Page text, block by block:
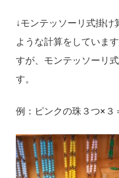
↓モンテッソーリ式掛け
ような計算をしていま
すが、モンテッソーリ
す。
例：ピンクの珠３つ×３